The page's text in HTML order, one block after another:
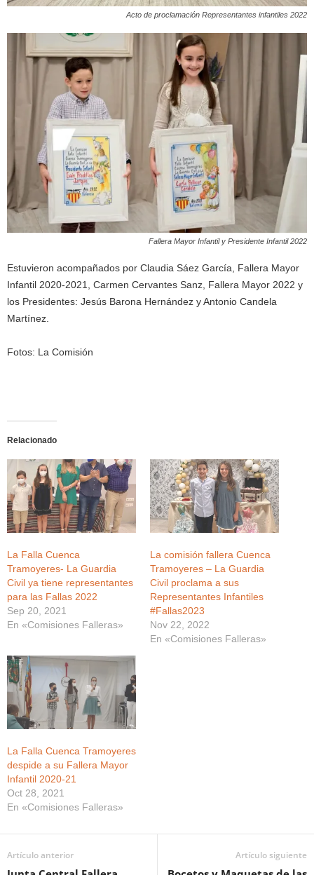
Acto de proclamación Representantes infantiles 2022
Fallera Mayor Infantil y Presidente Infantil 2022
Estuvieron acompañados por Claudia Sáez García, Fallera Mayor
Infantil 2020-2021, Carmen Cervantes Sanz, Fallera Mayor 2022 y
los Presidentes: Jesús Barona Hernández y Antonio Candela
Martínez.
Fotos: La Comisión
Relacionado
La Falla Cuenca
Tramoyeres- La Guardia
Civil ya tiene representantes
para las Fallas 2022
Sep 20, 2021
En «Comisiones Falleras»
La comisión fallera Cuenca
Tramoyeres – La Guardia
Civil proclama a sus
Representantes Infantiles
#Fallas2023
Nov 22, 2022
En «Comisiones Falleras»
La Falla Cuenca Tramoyeres
despide a su Fallera Mayor
Infantil 2020-21
Oct 28, 2021
En «Comisiones Falleras»
Artículo anterior Artículo siguiente